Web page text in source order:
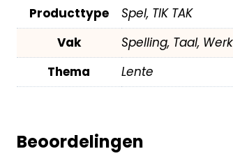
Producttype
Spel, TIK TAK
Vak
Spelling, Taal,
Thema
Lente
Beoordelingen